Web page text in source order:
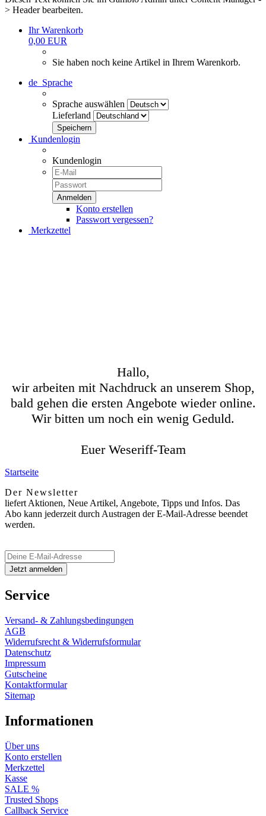
> Header bearbeiten.
Ihr Warenkorb
0,00 EUR
Sie haben noch keine Artikel in Ihrem Warenkorb.
de Sprache
Sprache auswählen
Lieferland
Kundenlogin
Kundenlogin
Konto erstellen
Passwort vergessen?
Merkzettel
Hallo,
wir arbeiten mit Nachdruck an unserem Shop,
bald gehen die ersten Angebote wieder online.
Wir bitten um noch ein wenig Geduld.
Euer Weseriff-Team
Startseite
Der Newsletter
liefert Aktionen, Neue Artikel, Angebote, Tipps und Infos. Das
Abo kann jederzeit durch Austragen der E-Mail-Adresse beendet
werden.
Service
Versand- & Zahlungsbedingungen
AGB
Widerrufsrecht & Widerrufsformular
Datenschutz
Impressum
Gutscheine
Kontaktformular
Sitemap
Informationen
Über uns
Konto erstellen
Merkzettel
Kasse
SALE %
Trusted Shops
Callback Service